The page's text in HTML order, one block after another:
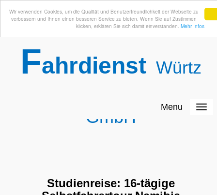
Wir verwenden Cookies, um die Qualität und Benutzerfreundlichkeit der Webseite zu
verbessern und Ihnen einen besseren Service zu bieten. Wenn Sie auf Zustimmen
klicken, erklären Sie sich damit einverstanden. Mehr Infos
Fahrdienst Würtz
GmbH Menu
Studienreise: 16-tägige